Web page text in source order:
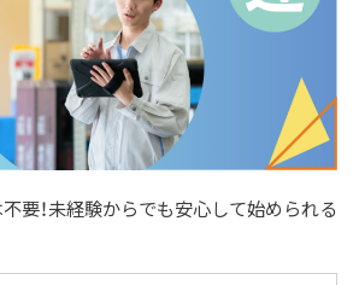
要！未経験からでも安心して始められる